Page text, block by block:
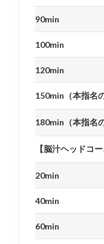
70min
90min
100min
120min
150min（本指名
180min（本指名
【脳汁ヘッドコ
20min
40min
60min